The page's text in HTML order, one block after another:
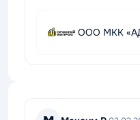
ООО МКК